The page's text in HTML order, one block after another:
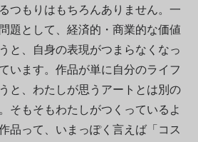
つもりはもちろんありません。一
題として、経済的・商業的な価値
と、自身の表現がつまらなくなっ
います。作品が単に自分のライフ
と、わたしが思うアートとは別の
そもそもわたしがつくっているよ
品って、いまっぽく言えば「コス